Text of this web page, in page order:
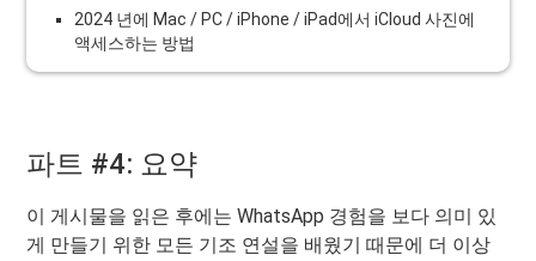
2024 년에 Mac / PC / iPhone / iPad에서 iCloud 사진에
액세스하는 방법
파트 #4: 요약
이 게시물을 읽은 후에는 WhatsApp 경험을 보다 의미 있
게 만들기 위한 모든 기조 연설을 배웠기 때문에 더 이상